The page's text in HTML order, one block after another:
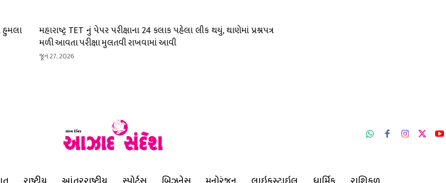
હુમલા
મહારાષ્ટ્ર TET નું પેપર પરીક્ષાના 24 કલાક પહેલા લીક થયું, થાણેમાં પ્રશ્નપત્ર
મળી આવતા પરીક્ષા મુલતવી રાખવામાં આવી
જૂન 27, 2026